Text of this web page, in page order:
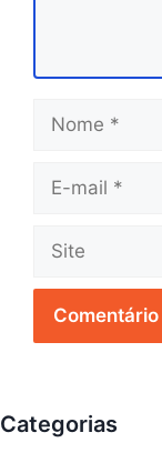
Nome
Site
Categorias